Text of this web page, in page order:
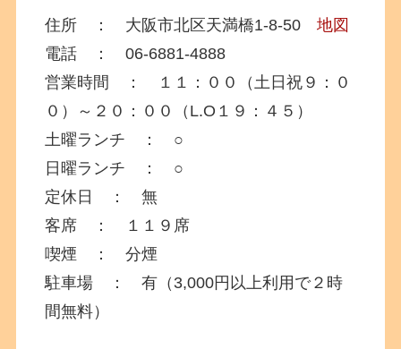
住所 ： 大阪市北区天満橋1-8-50地図
電話 ： 06-6881-4888
営業時間 ： １１：００（土日祝９：０
０）～２０：００（L.O１９：４５）
土曜ランチ ： ○
日曜ランチ ： ○
定休日 ： 無
客席 ： １１９席
喫煙 ： 分煙
駐車場 ： 有（3,000円以上利用で２時
間無料）